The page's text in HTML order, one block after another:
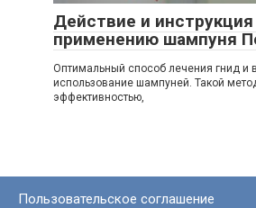
Действие и
применению шампуня
Оптимальный способ лечения гнид и
использование шампуней. Такой
эффективностью,
Пользовательское соглашение